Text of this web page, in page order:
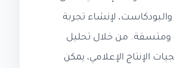
والبودكاست، لإنشاء تجربة
ومتسقة. من خلال تحليل
الإنتاج الإعلامي، يمكن